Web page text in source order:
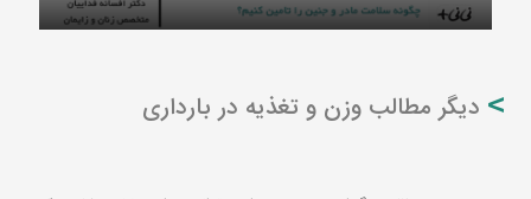
دیگر مطالب وزن و تغذیه در بارداری